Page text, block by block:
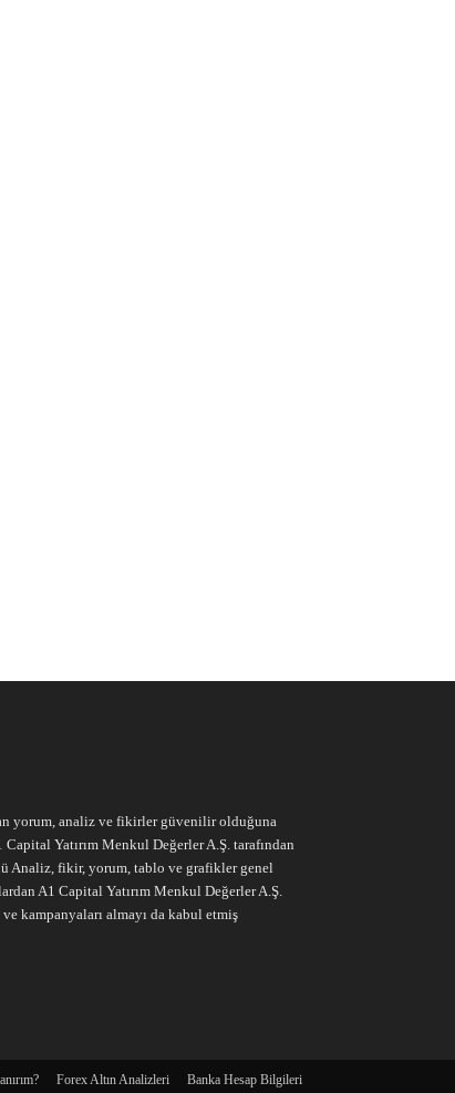
yorum, analiz ve fikirler güvenilir olduğuna
Yatırım Menkul Değerler A.Ş. tarafından
Analiz, fikir, yorum, tablo ve grafikler genel
A1 Capital Yatırım Menkul Değerler A.Ş.
kampanyaları almayı da kabul etmiş
Forex Altın Analizleri Banka Hesap Bilgileri